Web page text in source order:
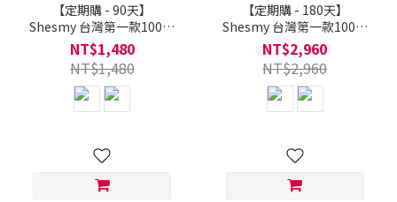
【定期購 - 90天】
Shesmy 台灣第一款100%
可分解環保衛生棉（10盒
起） - 無香款
NT$1,480
NT$1,480
【定期購 - 180天】
Shesmy 台灣第一款100%
可分解環保衛生棉（20盒
起） - 無香款
NT$2,960
NT$2,960